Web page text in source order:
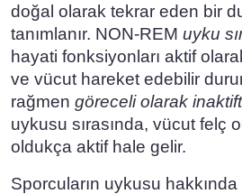
doğal olarak tekrar eden bir
tanımlanır. NON-REM uyku
hayati fonksiyonları aktif
ve vücut hareket edebilir
rağmen göreceli olarak
uykusu sırasında, vücut felç
oldukça aktif hale gelir.
Sporcuların uykusu